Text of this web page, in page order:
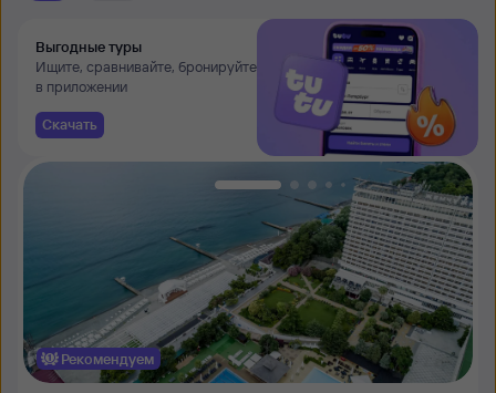
Выгодные туры
Ищите, сравнивайте, бронируйте
в приложении
Скачать
Рекомендуем